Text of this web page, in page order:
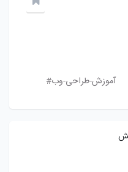
آموزش-طراحی-وب#